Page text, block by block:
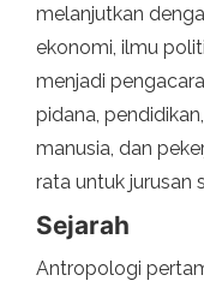
melanjutkan
ekonomi, ilmu
menjadi
pidana,
manusia, dan
rata untuk jurusan
Sejarah
Antropologi